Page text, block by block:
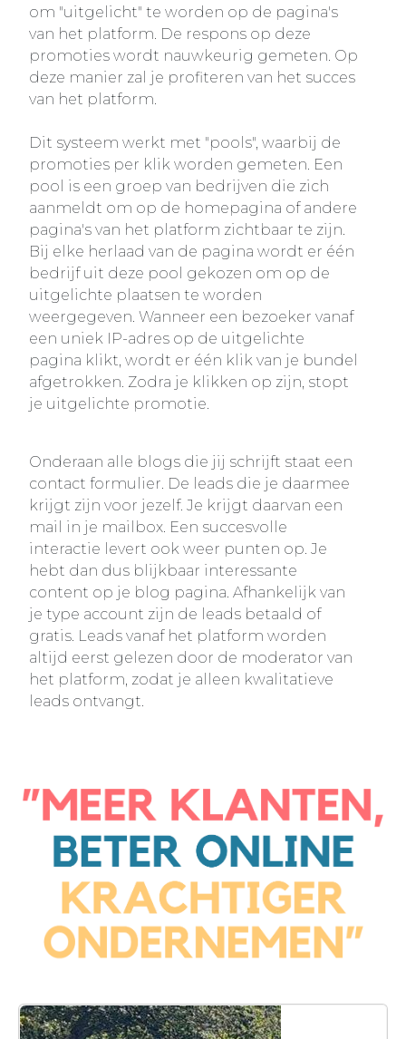
om "uitgelicht" te worden op de pagina's
van het platform. De respons op deze
promoties wordt nauwkeurig gemeten. Op
deze manier zal je profiteren van het succes
van het platform.
Dit systeem werkt met "pools", waarbij de
promoties per klik worden gemeten. Een
pool is een groep van bedrijven die zich
aanmeldt om op de homepagina of andere
pagina's van het platform zichtbaar te zijn.
Bij elke herlaad van de pagina wordt er één
bedrijf uit deze pool gekozen om op de
uitgelichte plaatsen te worden
weergegeven. Wanneer een bezoeker vanaf
een uniek IP-adres op de uitgelichte
pagina klikt, wordt er één klik van je bundel
afgetrokken. Zodra je klikken op zijn, stopt
je uitgelichte promotie.
Onderaan alle blogs die jij schrijft staat een
contact formulier. De leads die je daarmee
krijgt zijn voor jezelf. Je krijgt daarvan een
mail in je mailbox. Een succesvolle
interactie levert ook weer punten op. Je
hebt dan dus blijkbaar interessante
content op je blog pagina. Afhankelijk van
je type account zijn de leads betaald of
gratis. Leads vanaf het platform worden
altijd eerst gelezen door de moderator van
het platform, zodat je alleen kwalitatieve
leads ontvangt.